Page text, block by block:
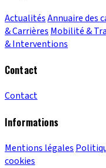
ActualitésAnnuaire des
& Carrières Mobilité &
& Interventions
Contact
Contact
Informations
Mentions légales
cookies